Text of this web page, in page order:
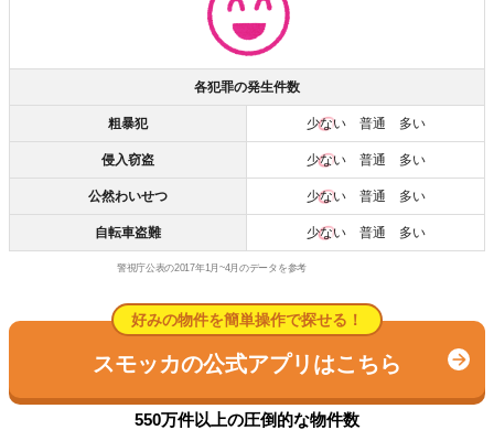
各犯罪の発生件数
粗暴犯 少ない普通 多い
侵入窃盗 少ない普通 多い
公然わいせつ 少ない普通 多い
自転車盗難 少ない普通 多い
警視庁公表の2017年1月~4月のデータを参考
好みの物件を簡単操作で探せる！
スモッカの公式アプリはこちら
550万件以上の圧倒的な物件数